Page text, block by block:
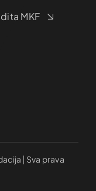
MKF
| Sva prava